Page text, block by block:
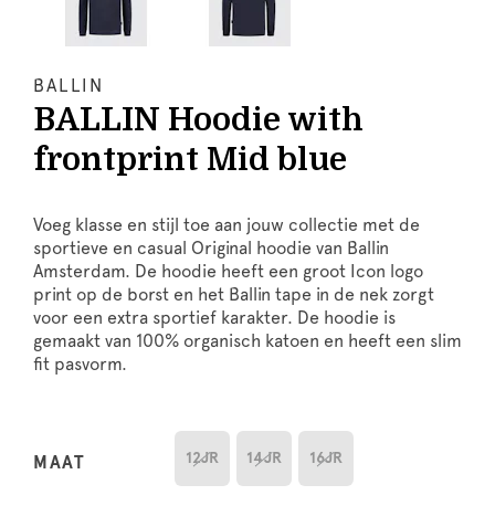
BALLIN
BALLIN Hoodie with
frontprint Mid blue
Voeg klasse en stijl toe aan jouw collectie met de
sportieve en casual Original hoodie van Ballin
Amsterdam. De hoodie heeft een groot Icon logo
print op de borst en het Ballin tape in de nek zorgt
voor een extra sportief karakter. De hoodie is
gemaakt van 100% organisch katoen en heeft een slim
fit pasvorm.
MAAT 12JR 14JR 16JR